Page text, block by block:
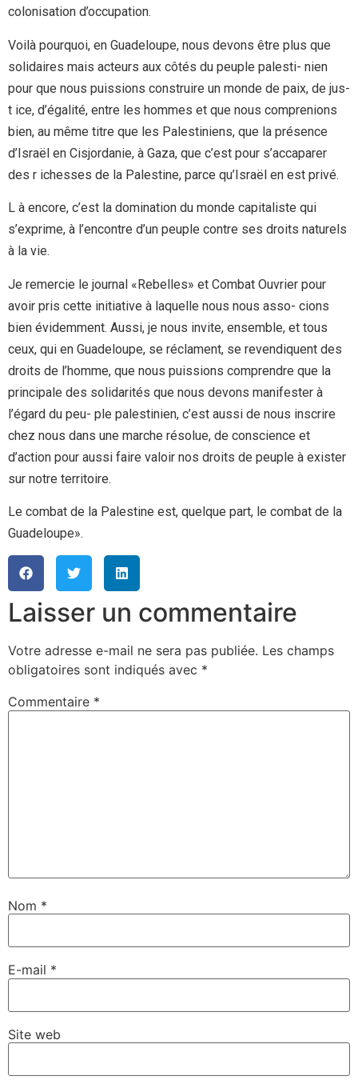
colonisation d’occupation.
Voilà pourquoi, en Guadeloupe, nous devons être plus que
solidaires mais acteurs aux côtés du peuple palesti- nien
pour que nous puissions construire un monde de paix, de jus-
t ice, d’égalité, entre les hommes et que nous comprenions
bien, au même titre que les Palestiniens, que la présence
d’Israël en Cisjordanie, à Gaza, que c’est pour s’accaparer
des r ichesses de la Palestine, parce qu’Israël en est privé.
L à encore, c’est la domination du monde capitaliste qui
s’exprime, à l’encontre d’un peuple contre ses droits naturels
à la vie.
Je remercie le journal «Rebelles» et Combat Ouvrier pour
avoir pris cette initiative à laquelle nous nous asso- cions
bien évidemment. Aussi, je nous invite, ensemble, et tous
ceux, qui en Guadeloupe, se réclament, se revendiquent des
droits de l’homme, que nous puissions comprendre que la
principale des solidarités que nous devons manifester à
l’égard du peu- ple palestinien, c’est aussi de nous inscrire
chez nous dans une marche résolue, de conscience et
d’action pour aussi faire valoir nos droits de peuple à exister
sur notre territoire.
Le combat de la Palestine est, quelque part, le combat de la
Guadeloupe».
Laisser un commentaire
Votre adresse e-mail ne sera pas publiée. Les champs
obligatoires sont indiqués avec *
Commentaire *
Nom *
E-mail *
Site web